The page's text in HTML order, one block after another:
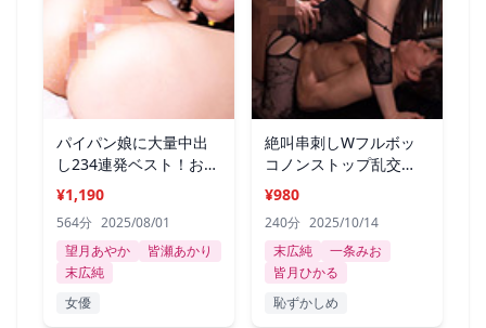
パイパン娘に大量中出
し234連発ベスト！おま
○こ丸見え
¥1,190
564分 2025/08/01
望月あやか
皆瀬あかり
末広純
女優
絶叫串刺しWフルボッ
コノンストップ乱交
BEST 4時間
¥980
240分 2025/10/14
末広純
一条みお
皆月ひかる
恥ずかしめ